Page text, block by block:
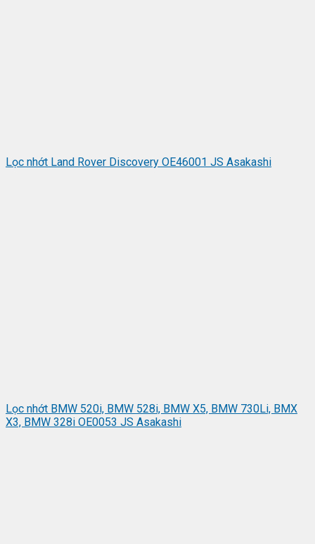
Lọc nhớt Land Rover Discovery OE46001 JS Asakashi
Lọc nhớt BMW 520i, BMW 528i, BMW X5, BMW 730Li, BMX
X3, BMW 328i OE0053 JS Asakashi